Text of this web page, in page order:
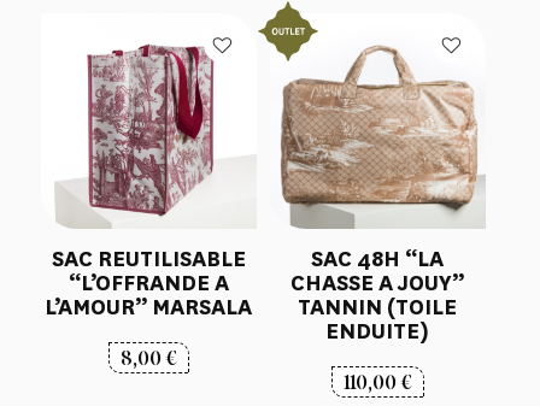
SAC REUTILISABLE
“L’OFFRANDE A
L’AMOUR” MARSALA
8,00€
SAC 48H “LA
CHASSE A JOUY”
TANNIN (TOILE
ENDUITE)
110,00€